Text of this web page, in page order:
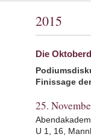
2015
Die
Finissage
25.
U 1, 16,